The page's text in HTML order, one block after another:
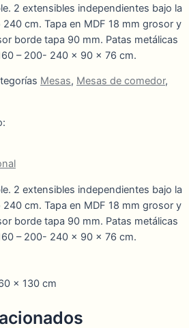
2 extensibles independientes bajo la
cm. Tapa en MDF 18 mm grosor y
borde tapa 90 mm. Patas metálicas
– 200- 240 x 90 x 76 cm.
Mesas, Mesas de comedor,
2 extensibles independientes bajo la
cm. Tapa en MDF 18 mm grosor y
borde tapa 90 mm. Patas metálicas
– 200- 240 x 90 x 76 cm.
× 130 cm